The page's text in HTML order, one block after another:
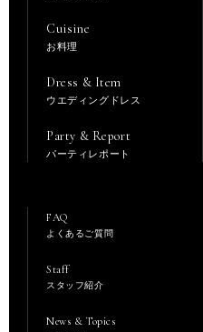
Cuisine
お料理
Dress & Item
ウエディングドレス
Party & Report
パーティレポート
FAQ
よくあるご質問
Staff
スタッフ紹介
News & Topics